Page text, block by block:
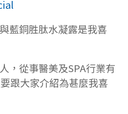
藍銅胜肽水凝露是我喜
，從事醫美及SPA行業有
跟大家介紹為甚麼我喜